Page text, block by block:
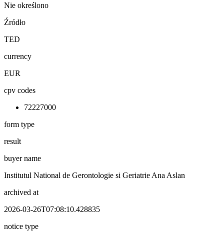
Nie określono
Źródło
TED
currency
EUR
cpv codes
72227000
form type
result
buyer name
Institutul National de Gerontologie si Geriatrie Ana Aslan
archived at
2026-03-26T07:08:10.428835
notice type